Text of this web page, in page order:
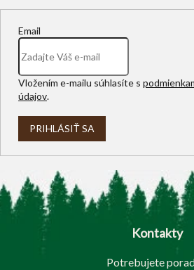
Email
Vložením e-mailu súhlasíte s
údajov.
PRIHLÁSIŤ SA
Z
Kontakty
Potrebujete